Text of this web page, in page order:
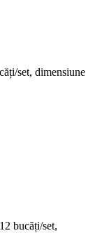
set, dimensiune
bucăți/set,